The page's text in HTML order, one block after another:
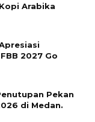
Arabika
2027 Go
Pekan
di Medan.